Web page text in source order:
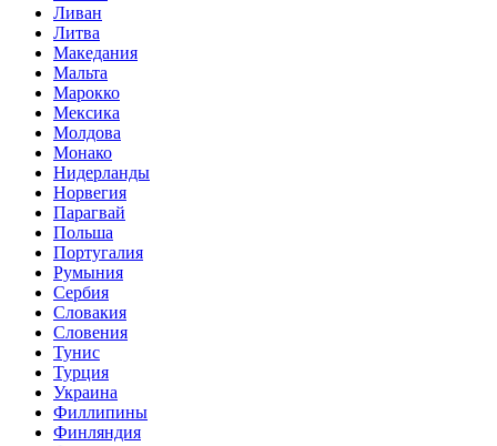
Ливан
Литва
Македания
Мальта
Марокко
Мексика
Молдова
Монако
Нидерланды
Норвегия
Парагвай
Польша
Португалия
Румыния
Сербия
Словакия
Словения
Тунис
Турция
Украина
Филлипины
Финляндия